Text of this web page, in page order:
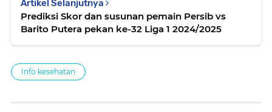
Artikel Selanjutnya
Prediksi Skor dan susunan pemain Persib vs
Barito Putera pekan ke-32 Liga 1 2024/2025
Info kesehatan